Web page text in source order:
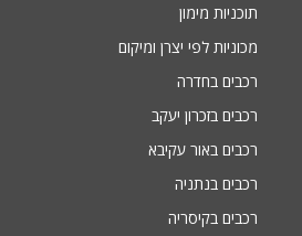
תוכניות מימון
מכוניות לפי יצרן ומיקום
רכבים בחדרה
רכבים בזכרון יעקב
רכבים באור עקיבא
רכבים בנתניה
רכבים בקיסריה